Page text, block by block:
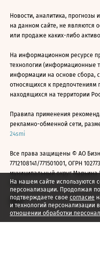
На нашем сайте используются
персонализации. Продолжая
подтверждаете свое согласие
и технологий персонализации
отношении обработки
Новости, аналитика, прогнозы
на данном сайте, не являются
или продаже каких-либо
На информационном ресурсе
технологии (информационные
информации на основе сбора,
относящихся к предпочтениям
находящихся на территории
Правила применения
рекламно-обменной сети,
24smi
Все права защищены © АО
7712108141/771501001, ОГРН
муниципальный округ Марьина
2026